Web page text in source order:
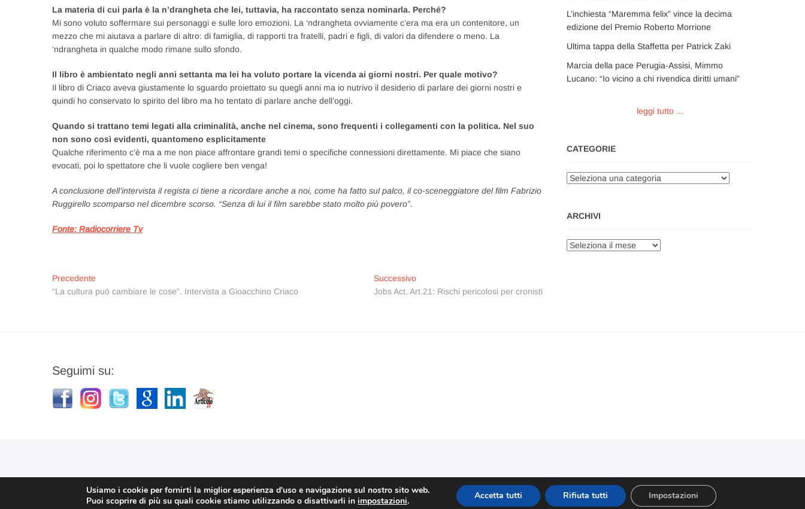
La materia di cui parla è la n’drangheta che lei, tuttavia, ha raccontato senza nominarla. Perché?
Mi sono voluto soffermare sui personaggi e sulle loro emozioni. La ‘ndrangheta ovviamente c’era ma era un contenitore, un
mezzo che mi aiutava a parlare di altro: di famiglia, di rapporti tra fratelli, padri e figli, di valori da difendere o meno. La
‘ndrangheta in qualche modo rimane sullo sfondo.
Il libro è ambientato negli anni settanta ma lei ha voluto portare la vicenda ai giorni nostri. Per quale motivo?
Il libro di Criaco aveva giustamente lo sguardo proiettato su quegli anni ma io nutrivo il desiderio di parlare dei giorni nostri e
quindi ho conservato lo spirito del libro ma ho tentato di parlare anche dell’oggi.
Quando si trattano temi legati alla criminalità, anche nel cinema, sono frequenti i collegamenti con la politica. Nel suo
non sono così evidenti, quantomeno esplicitamente
Qualche riferimento c’è ma a me non piace affrontare grandi temi o specifiche connessioni direttamente. Mi piace che siano
evocati, poi lo spettatore che li vuole cogliere ben venga!
A conclusione dell’intervista il regista ci tiene a ricordare anche a noi, come ha fatto sul palco, il co-sceneggiatore del film Fabrizio
Ruggirello scomparso nel dicembre scorso. “Senza di lui il film sarebbe stato molto più povero”.
Fonte: Radiocorriere Tv
Navigazione
articoli
Precedente
precedente:
“La cultura può cambiare le cose”. Intervista a Gioacchino Criaco
SuccessivoArticolo
successivo:
Jobs Act, Art.21: Rischi pericolosi per cronisti
L’inchiesta “Maremma felix” vince la decima
edizione del Premio Roberto Morrione
Ultima tappa della Staffetta per Patrick Zaki
Marcia della pace Perugia-Assisi, Mimmo
Lucano: “Io vicino a chi rivendica diritti umani”
leggi tutto ...
CATEGORIE
Categorie
ARCHIVI
Archivi
Seguimi su:
Usiamo i cookie per fornirti la miglior esperienza d'uso e navigazione sul nostro sito web.
Puoi scoprire di più su quali cookie stiamo utilizzando o disattivarli inimpostazioni. Accetta tutti Rifiuta tutti Impostazioni